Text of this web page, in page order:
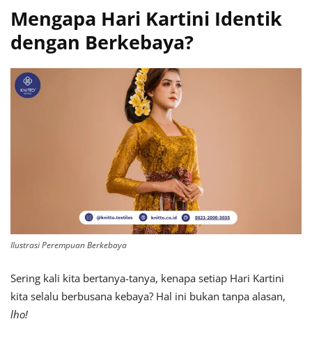
Mengapa Hari Kartini Identik
dengan Berkebaya?
Ilustrasi Perempuan Berkebaya
Sering kali kita bertanya-tanya, kenapa setiap Hari Kartini
kita selalu berbusana kebaya? Hal ini bukan tanpa alasan,
lho!